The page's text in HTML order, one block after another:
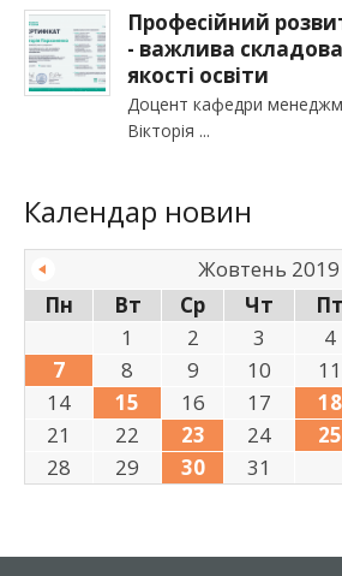
Професійний
- важлива
якості освіти
Доцент кафедри
Вікторія
Календар новин
Жовтень 2019
Пн
Вт Ср Чт Пт
1
2 3 4
7
8 9 10 11
14
15 16 17 18
21
22 23 24 25
28
29 30 31